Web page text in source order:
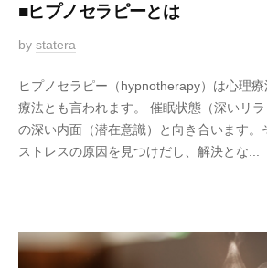
■ヒプノセラピーとは
2
2
1
-
0
5
by statera
ヒプノセラピー（hypnotherapy）は心理
療法とも言われます。 催眠状態（深いリ
の深い内面（潜在意識）と向き合います。
ストレスの原因を見つけだし、解決とな...